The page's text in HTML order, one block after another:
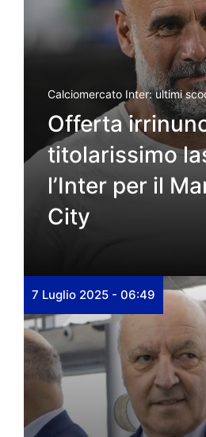
Calciomercato Inter: ultimi
Offerta
titolarissimo
l’Inter per il
City
7 Luglio 2025 - 06:49